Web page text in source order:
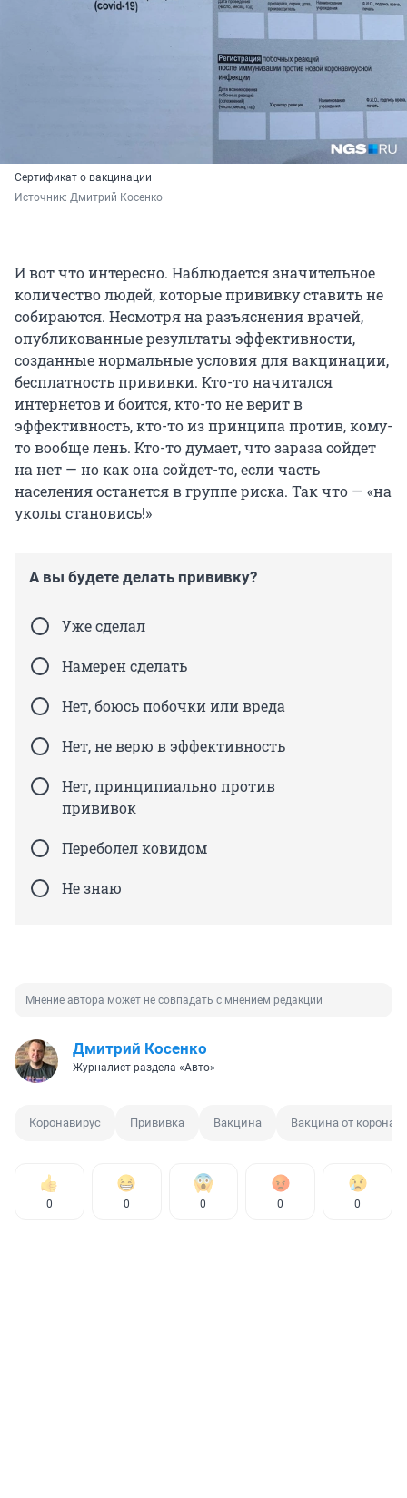
Сертификат о вакцинации
Источник: Дмитрий Косенко
И вот что интересно. Наблюдается значительное
количество людей, которые прививку ставить не
собираются. Несмотря на разъяснения врачей,
опубликованные результаты эффективности,
созданные нормальные условия для вакцинации,
бесплатность прививки. Кто-то начитался
интернетов и боится, кто-то не верит в
эффективность, кто-то из принципа против, кому-
то вообще лень. Кто-то думает, что зараза сойдет
на нет — но как она сойдет-то, если часть
населения останется в группе риска. Так что — «на
уколы становись!»
А вы будете делать прививку?
Уже сделал
Намерен сделать
Нет, боюсь побочки или вреда
Нет, не верю в эффективность
Нет, принципиально против
прививок
Переболел ковидом
Не знаю
Мнение автора может не совпадать с мнением редакции
Дмитрий Косенко
Журналист раздела «Авто»
Коронавирус Прививка Вакцина Вакцина от
0 0 0 0 0